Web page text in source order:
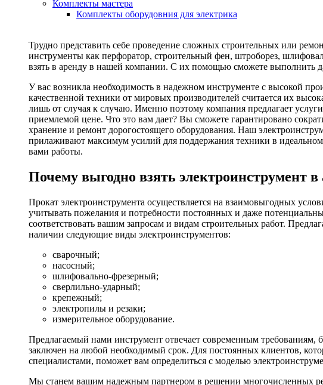
Комплекты мастера
Комплекты оборудовния для электрика
Трудно представить себе проведение сложных строительных или
инструменты как перфоратор, строительный фен, штроборез,
взять в аренду в нашей компании. С их помощью сможете выполнить
У вас возникла необходимость в надежном инструменте с высокой
качественной техники от мировых производителей считается их
лишь от случая к случаю. Именно поэтому компания предлагает
приемлемой цене. Что это вам дает? Вы сможете гарантировано
хранение и ремонт дорогостоящего оборудования. Наш
прилаживают максимум усилий для поддержания техники в идеальном
вами работы.
Почему выгодно взять электроинструмент в
Прокат электроинструмента осуществляется на взаимовыгодных
учитывать пожелания и потребности постоянных и даже
соответствовать вашим запросам и видам строительных работ.
наличии следующие виды электроинструментов:
сварочный;
насосный;
шлифовально-фрезерный;
сверлильно-ударный;
крепежный;
электропилы и резаки;
измерительное оборудование.
Предлагаемый нами инструмент отвечает современным требованиям,
заключен на любой необходимый срок. Для постоянных клиентов,
специалистами, поможет вам определиться с моделью
Мы станем вашим надежным партнером в решении многочисленных